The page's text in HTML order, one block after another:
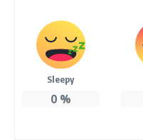
Sleepy
0 %